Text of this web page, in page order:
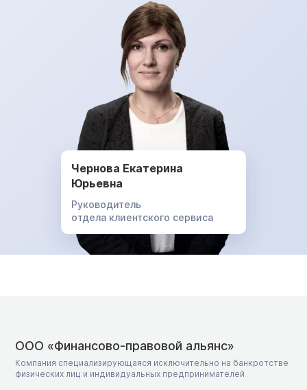
Чернова Екатерина
Юрьевна
Руководитель
отдела клиентского сервиса
ООО «Финансово-правовой альянс»
Компания специализирующаяся исключительно на банкротстве
физических лиц и индивидуальных предпринимателей